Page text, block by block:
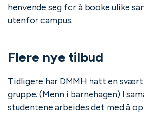
henvende seg for å booke ulike
utenfor campus.
Flere nye tilbud
Tidligere har DMMH hatt en
gruppe. (Menn i barnehagen) I
studentene arbeides det med å